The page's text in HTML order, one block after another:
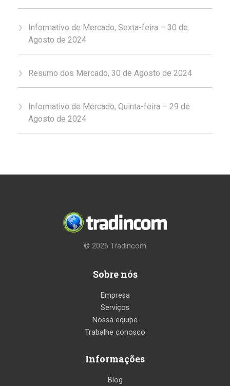
Informativo de Mercado, Sexta-feira – 30 de
Agosto de 2024
Resumo dos Mercado, 30 de Agosto de 2024
Informativo de Mercado, Quinta-feira – 29 de
Agosto de 2024
© 2026 Tradincom
Sobre nós
Empresa
Serviços
Nossa equipe
Trabalhe conosco
Informações
Blog